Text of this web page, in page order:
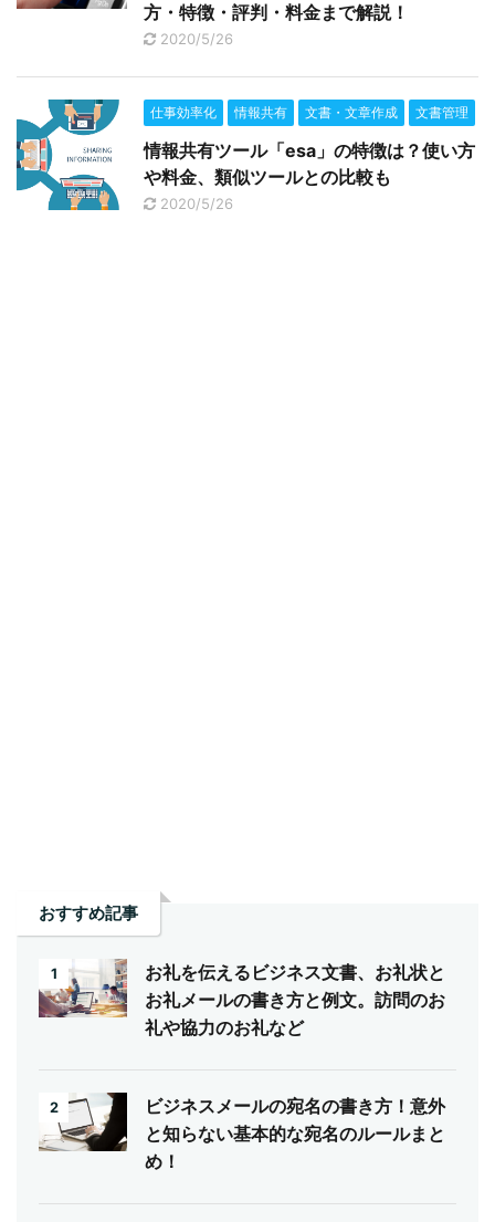
方・特徴・評判・料金まで解説！
2020/5/26
仕事効率化 情報共有 文書・文章作成 文書管理
情報共有ツール「esa」の特徴は？使い方
や料金、類似ツールとの比較も
2020/5/26
おすすめ記事
1
お礼を伝えるビジネス文書、お礼状と
お礼メールの書き方と例文。訪問のお
礼や協力のお礼など
2
ビジネスメールの宛名の書き方！意外
と知らない基本的な宛名のルールまと
め！